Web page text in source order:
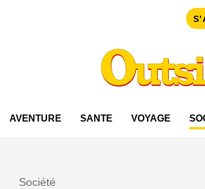
AVENTURE SANTÉ VOYAGE
Société